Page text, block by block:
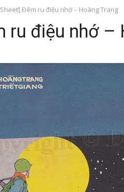
Đêm ru điệu nhớ – Hoàng Trang
ru điệu nhớ –